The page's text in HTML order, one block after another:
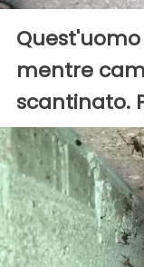
mentre
scantinato.